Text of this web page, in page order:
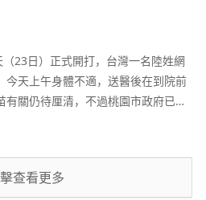
（23日）正式開打，台灣一名陸姓網
今天上午身體不適，送醫後在到院前
關仍待厘清，不過桃園市政府已通
查看更多